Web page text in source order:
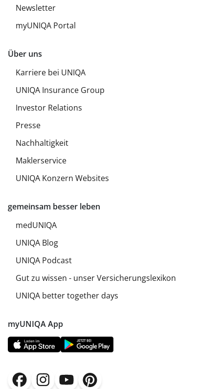
myUNIQA App
gemeinsam besser leben
medUNIQA
UNIQA Blog
UNIQA Podcast
Gut zu wissen - unser Versicherungslexikon
UNIQA better together days
Newsletter
myUNIQA Portal
Über uns
Karriere bei UNIQA
UNIQA Insurance Group
Investor Relations
Presse
Nachhaltigkeit
Maklerservice
UNIQA Konzern Websites